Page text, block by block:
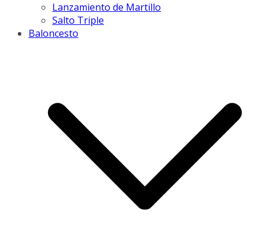
Lanzamiento de Martillo
Salto Triple
Baloncesto